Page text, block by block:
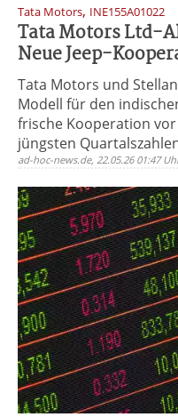
Tata Motors, INE155A01022
Tata Motors Ltd-
Neue Jeep-
Tata Motors und
Modell für den
frische Kooperation
jüngsten
ad-hoc-news.de, 22.05.26 01:47